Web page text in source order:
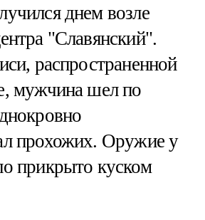
днем возле
"Славянский".
распространенной
мужчина шел по
прохожих. Оружие у
прикрыто куском